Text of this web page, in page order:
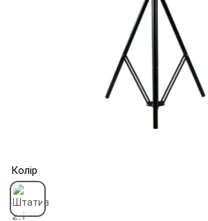
Колір